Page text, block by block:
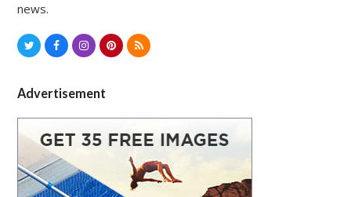
news.
T
i
t
t
e
r
c
e
b
o
o
s
t
a
r
P
t
e
e
R
Advertisement